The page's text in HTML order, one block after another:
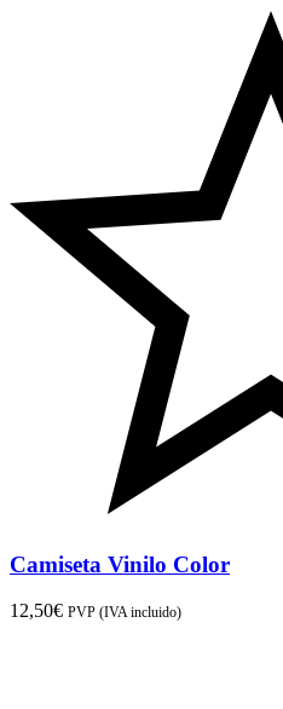
Camiseta Vinilo Color
12,50€ PVP (IVA incluido)